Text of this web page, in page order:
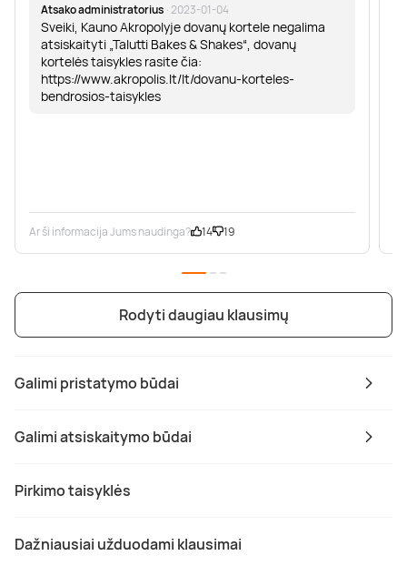
Galimi pristatymo būdai
Galimi atsiskaitymo būdai
Pirkimo taisyklės
Dažniausiai užduodami klausimai
Atsako administratorius · 2023-01-04
Sveiki, Kauno Akropolyje dovanų kortele negalima
atsiskaityti „Talutti Bakes & Shakes“, dovanų
kortelės taisykles rasite čia:
https://www.akropolis.lt/lt/dovanu-korteles-
bendrosios-taisykles
Ar ši informacija Jums naudinga? 14 19
Rodyti daugiau klausimų